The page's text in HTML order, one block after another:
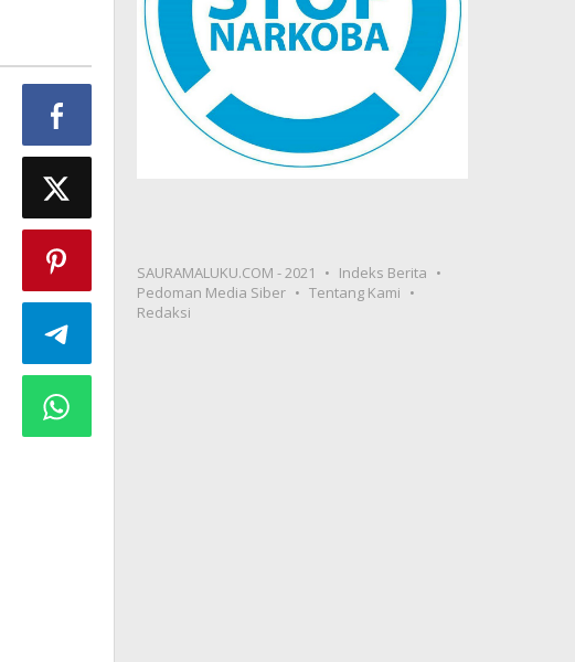
SAURAMALUKU.COM - 2021
Indeks Berita
Pedoman Media Siber
Tentang Kami
Redaksi